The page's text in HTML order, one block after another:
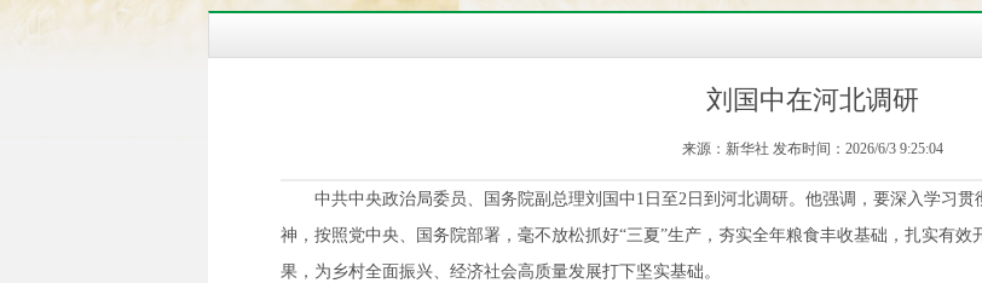
刘国中在河北调研
来源：新华社 发布时间：2026/6/3 9:25:04
中共中央政治局委员、国务院副总理刘国中1日至2日到河北调研。他强调，要深入学习
神，按照党中央、国务院部署，毫不放松抓好“三夏”生产，夯实全年粮食丰收基础，扎实有
果，为乡村全面振兴、经济社会高质量发展打下坚实基础。